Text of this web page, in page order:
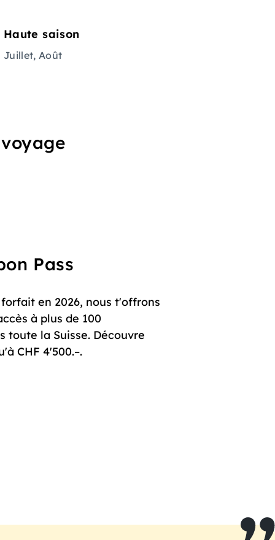
Haute saison
Juillet, Août
Pass
en 2026, nous t'offrons
à plus de 100
toute la Suisse. Découvre
CHF 4'500.–.